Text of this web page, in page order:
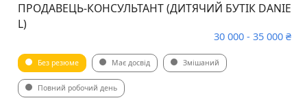
ПРОДАВЕЦЬ-КОНСУЛЬТАНТ (ДИТЯЧИЙ БУТІК DANIE
L)
30 000 - 35 000 ₴
Без резюме Має досвід Змішаний
Повний робочий день